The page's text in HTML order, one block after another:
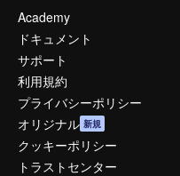
Academy
ドキュメント
サポート
利用規約
プライバシーポリシー
オリジナル 新規
クッキーポリシー
トラストセンター